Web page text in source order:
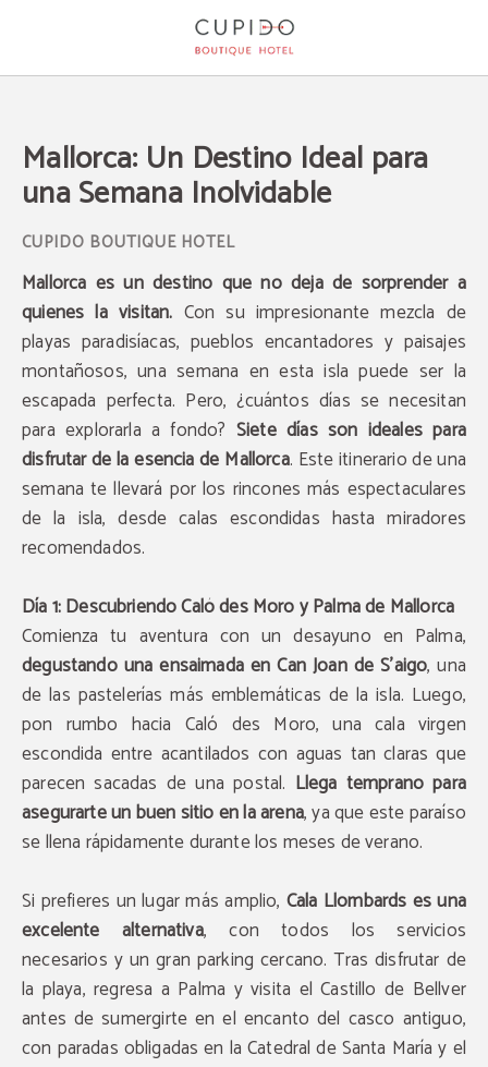
Mallorca: Un Destino Ideal para
una Semana Inolvidable
Mallorca es un destino que no deja de sorprender a
quienes la visitan. Con su impresionante mezcla de
playas paradisíacas, pueblos encantadores y paisajes
montañosos, una semana en esta isla puede ser la
escapada perfecta. Pero, ¿cuántos días se necesitan
para explorarla a fondo? Siete días son ideales para
disfrutar de la esencia de Mallorca. Este itinerario de una
semana te llevará por los rincones más espectaculares
de la isla, desde calas escondidas hasta miradores
recomendados.
Día 1: Descubriendo Caló des Moro y Palma de Mallorca
Comienza tu aventura con un desayuno en Palma,
degustando una ensaimada en Can Joan de S’aigo, una
de las pastelerías más emblemáticas de la isla. Luego,
pon rumbo hacia Caló des Moro, una cala virgen
escondida entre acantilados con aguas tan claras que
parecen sacadas de una postal. Llega temprano para
asegurarte un buen sitio en la arena, ya que este paraíso
se llena rápidamente durante los meses de verano.
Si prefieres un lugar más amplio, Cala Llombards es una
excelente alternativa, con todos los servicios
necesarios y un gran parking cercano. Tras disfrutar de
la playa, regresa a Palma y visita el Castillo de Bellver
antes de sumergirte en el encanto del casco antiguo,
con paradas obligadas en la Catedral de Santa María y el